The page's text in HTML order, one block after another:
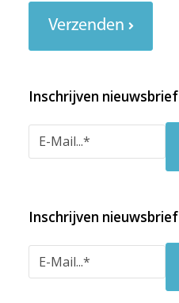
Verzenden
Inschrijven nieuwsbrief
Inschrijven nieuwsbrief